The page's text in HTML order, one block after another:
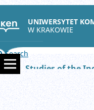
UNIWERSYTET
W KRAKOWIE
Search